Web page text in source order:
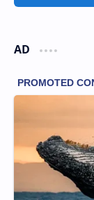
AD